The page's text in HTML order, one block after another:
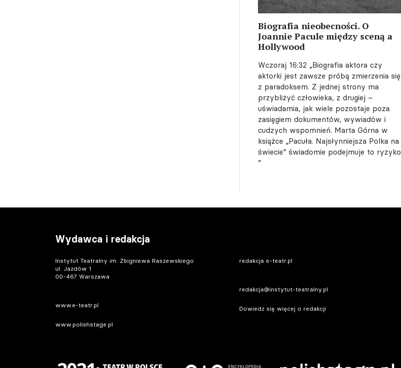
Biografia nieobecności. O
Joannie Pacule między sceną a
Hollywood
Wczoraj 16:32 „Biografia aktora czy
aktorki jest zawsze próbą zmierzenia się
z paradoksem. Z jednej strony ma
przybliżyć człowieka, z drugiej –
uświadamia, jak wiele pozostaje poza
zasięgiem dokumentów, wywiadów i
cudzych wspomnień. Marta Górna w
książce „Pacuła. Najsłynniejsza Polka na
świecie” świadomie podejmuje to ryzyko
”
Wydawca i redakcja
Instytut Teatralny im. Zbigniewa Raszewskiego
ul. Jazdów 1
00-467 Warszawa
www.e-teatr.pl
www.polishstage.pl
redakcja e-teatr.pl
redakcja@instytut-teatralny.pl
Dowiedz się więcej o redakcji